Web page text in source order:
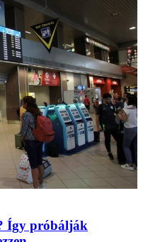
Így próbálják